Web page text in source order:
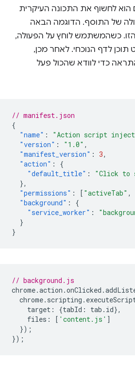
הוא לחשוף את התכונה העיקרית
של התוסף. הדוגמה הבאה
כשהמשתמש לוחץ על הפעולה,
לדף הנוכחי. לאחר מכן,
כדי לוודא שהכול פעל
// manifest.json
{
"name" : "Action script
"version" : "1.0" ,
"manifest_version" : 3,
"action" :
{
"default_title" :
"Click to
},
"permissions" : [ "activeTab" ,
"background" :
{
"service_worker" :
}
}
// background.js
chrome.action .onClicked .
chrome. scripting .
target : {tabId : tab . id},
files : [ 'content.js' ]
});
});